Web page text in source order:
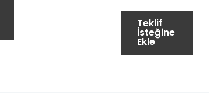
Teklif
İsteğine
Ekle